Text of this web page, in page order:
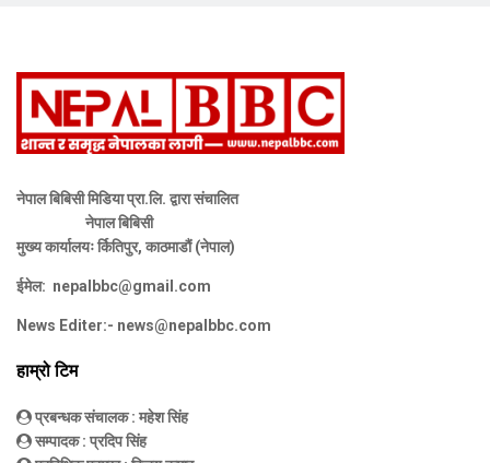
नेपाल बिबिसी मिडिया प्रा.लि. द्वारा संचालित
नेपाल बिबिसी
मुख्य कार्यालयः र्कितिपुर, काठमाडौं (नेपाल)
ईमेल: nepalbbc@gmail.com
News Editer:- news@nepalbbc.com
हाम्रो टिम
प्रबन्धक संचालक: महेश सिंह
सम्पादक: प्रदिप सिंह